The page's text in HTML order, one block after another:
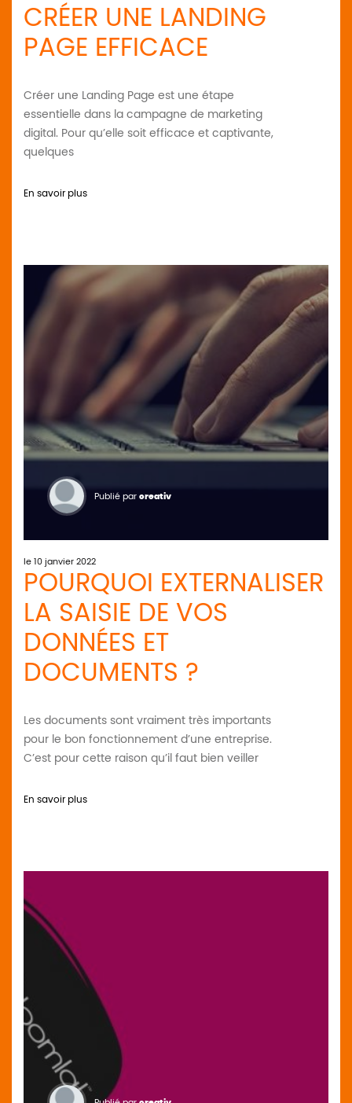
CRÉER UNE LANDING
PAGE EFFICACE
Créer une Landing Page est une étape
essentielle dans la campagne de marketing
digital. Pour qu’elle soit efficace et captivante,
quelques
En savoir plus
Publié par creativ
le 10 janvier 2022
POURQUOI EXTERNALISER
LA SAISIE DE VOS
DONNÉES ET
DOCUMENTS ?
Les documents sont vraiment très importants
pour le bon fonctionnement d’une entreprise.
C’est pour cette raison qu’il faut bien veiller
En savoir plus